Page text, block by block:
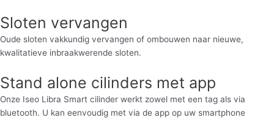
Sloten vervangen
Oude sloten vakkundig vervangen of ombouwen naar nieuwe,
kwalitatieve inbraakwerende sloten.
Stand alone cilinders met app
Onze Iseo Libra Smart cilinder werkt zowel met een tag als via
bluetooth. U kan eenvoudig met via de app op uw smartphone